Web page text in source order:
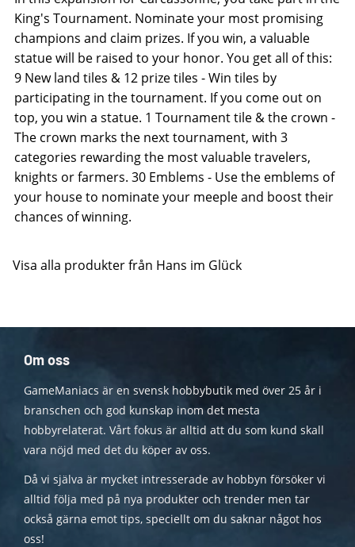
King's Tournament. Nominate your most promising
champions and claim prizes. If you win, a valuable
statue will be raised to your honor. You get all of this:
9 New land tiles & 12 prize tiles - Win tiles by
participating in the tournament. If you come out on
top, you win a statue. 1 Tournament tile & the crown -
The crown marks the next tournament, with 3
categories rewarding the most valuable travelers,
knights or farmers. 30 Emblems - Use the emblems of
your house to nominate your meeple and boost their
chances of winning.
Visa alla produkter från Hans im Glück
Om oss
GameManiacs är en svensk hobbybutik med över 25 år i
branschen och god kunskap inom det mesta
hobbyrelaterat. Vårt fokus är alltid att du som kund skall
vara nöjd med det du köper av oss.
Då vi själva är mycket intresserade av hobbyn försöker vi
alltid följa med på nya produkter och trender men tar
också gärna emot tips, speciellt om du saknar något hos
oss!